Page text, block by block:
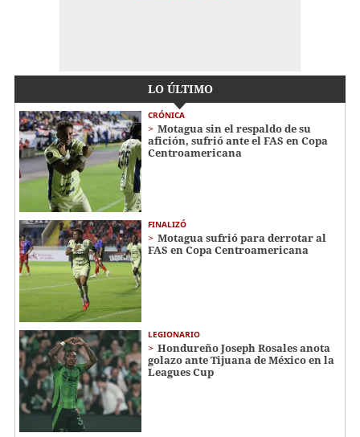
LO ÚLTIMO
CRÓNICA
Motagua sin el respaldo de su
afición, sufrió ante el FAS en Copa
Centroamericana
FINALIZÓ
Motagua sufrió para derrotar al
FAS en Copa Centroamericana
LEGIONARIO
Hondureño Joseph Rosales anota
golazo ante Tijuana de México en la
Leagues Cup